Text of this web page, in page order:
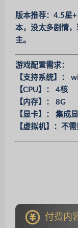
版本推荐：4.5星
本，没太多剧情
主。
游戏配置需求：
【支持系统】：
【CPU】： 4核
【内存】： 8G
【显卡】： 集成
【虚拟机】：不
付费内